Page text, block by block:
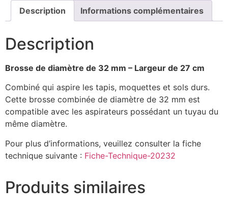
Description Informations complémentaires
Description
Brosse de diamètre de 32 mm – Largeur de 27 cm
Combiné qui aspire les tapis, moquettes et sols durs.
Cette brosse combinée de diamètre de 32 mm est
compatible avec les aspirateurs possédant un tuyau du
même diamètre.
Pour plus d’informations, veuillez consulter la fiche
technique suivante : Fiche-Technique-20232
Produits similaires